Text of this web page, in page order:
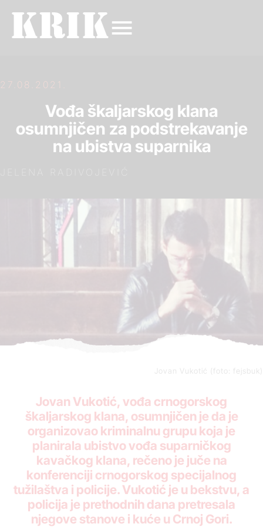
27.08.2021.
Vođa škaljarskog klana
osumnjičen za podstrekavanje
na ubistva suparnika
Jovan Vukotić (foto: fejsbuk)
Jovan Vukotić, vođa crnogorskog
škaljarskog klana, osumnjičen je da je
organizovao kriminalnu grupu koja je
planirala ubistvo vođa suparničkog
kavačkog klana, rečeno je juče na
konferenciji crnogorskog specijalnog
tužilaštva i policije. Vukotić je u bekstvu, a
policija je prethodnih dana pretresala
njegove stanove i kuće u Crnoj Gori.